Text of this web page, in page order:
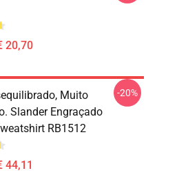
20,70
Muito
Slander Engraçado
RB1512
44,11
-20%